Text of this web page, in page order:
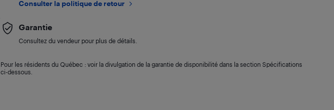
Consulter la politique de retour
Garantie
Consultez du vendeur pour plus de détails.
Pour les résidents du Québec : voir la divulgation de la garantie de disponibilité dans la section Spécifications
ci-dessous.